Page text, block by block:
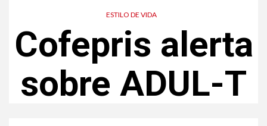
ESTILO DE VIDA
Cofepris alerta
sobre ADUL-T